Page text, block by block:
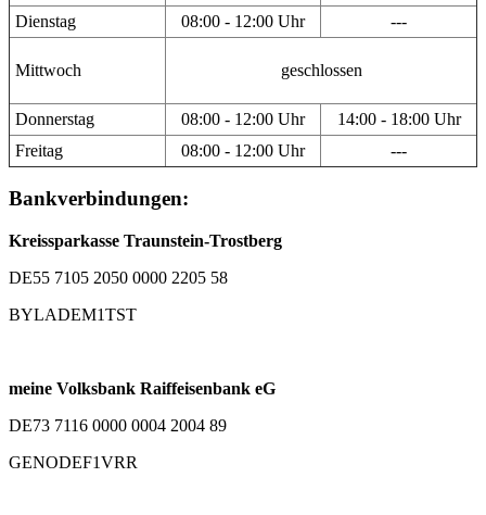
Dienstag
08:00 - 12:00 Uhr ---
Mittwoch geschlossen
Donnerstag 08:00 - 12:00 Uhr
14:00 - 18:00 Uhr
Freitag
08:00 - 12:00 Uhr ---
Bankverbindungen:
Kreissparkasse Traunstein-Trostberg
DE55 7105 2050 0000 2205 58
BYLADEM1TST
meine Volksbank Raiffeisenbank eG
DE73 7116 0000 0004 2004 89
GENODEF1VRR